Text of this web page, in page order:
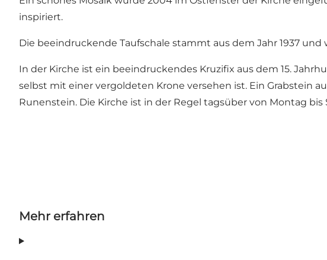
inspiriert.
Die beeindruckende Taufschale stammt aus dem Jahr 1937
In der Kirche ist ein beeindruckendes Kruzifix aus dem 15.
selbst mit einer vergoldeten Krone versehen ist. Ein Grabstein
Runenstein. Die Kirche ist in der Regel tagsüber von Montag bis
Mehr erfahren